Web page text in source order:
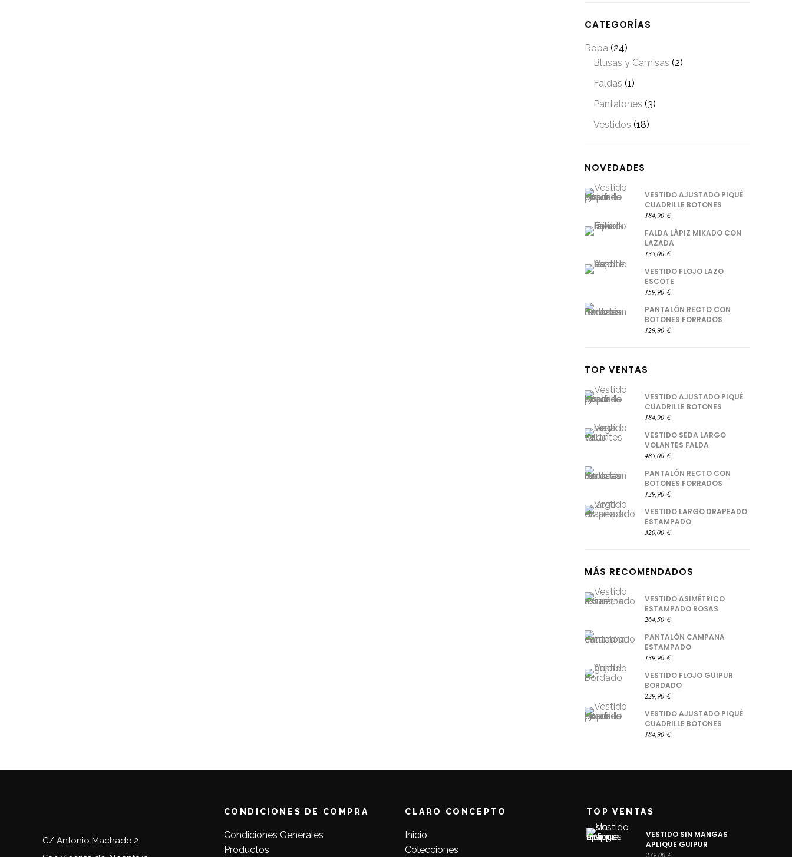
CATEGORÍAS
Ropa (24)
Blusas y Camisas (2)
Faldas (1)
Pantalones (3)
Vestidos (18)
NOVEDADES
VESTIDO AJUSTADO PIQUÉ
CUADRILLE BOTONES
184,90 €
FALDA LÁPIZ MIKADO CON
LAZADA
135,00 €
VESTIDO FLOJO LAZO
ESCOTE
159,90 €
PANTALÓN RECTO CON
BOTONES FORRADOS
129,90 €
TOP VENTAS
VESTIDO AJUSTADO PIQUÉ
CUADRILLE BOTONES
184,90 €
VESTIDO SEDA LARGO
VOLANTES FALDA
485,00 €
PANTALÓN RECTO CON
BOTONES FORRADOS
129,90 €
VESTIDO LARGO DRAPEADO
ESTAMPADO
320,00 €
MÁS RECOMENDADOS
VESTIDO ASIMÉTRICO
ESTAMPADO ROSAS
264,50 €
PANTALÓN CAMPANA
ESTAMPADO
139,90 €
VESTIDO FLOJO GUIPUR
BORDADO
229,90 €
VESTIDO AJUSTADO PIQUÉ
CUADRILLE BOTONES
184,90 €
C/ Antonio Machado,2
CONDICIONES DE COMPRA
Condiciones Generales
Productos
CLARO CONCEPTO
Inicio
Colecciones
TOP VENTAS
VESTIDO SIN MANGAS
APLIQUE GUIPUR
239,00 €